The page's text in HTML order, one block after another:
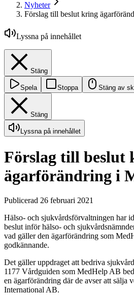
Nyheter
Förslag till beslut kring
Lyssna på innehållet
Stäng
Spela Stoppa Stäng av
Stäng
Lyssna på innehållet
Förslag till beslut
ägarförändring i
Publicerad 26 februari 2021
Hälso- och sjukvårdsförvaltningen har
beslut inför hälso- och
vad gäller den ägarförändring som
godkännande.
Det gäller uppdraget att bedriva
1177 Vårdguiden som MedHelp AB
en ägarförändring där de avser att sälja
International AB.